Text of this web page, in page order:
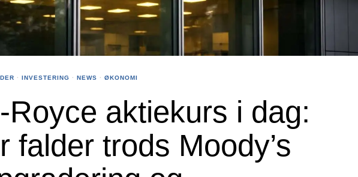
· INVESTERING · NEWS · ØKONOMI
Royce aktiekurs i dag:
falder trods Moody’s